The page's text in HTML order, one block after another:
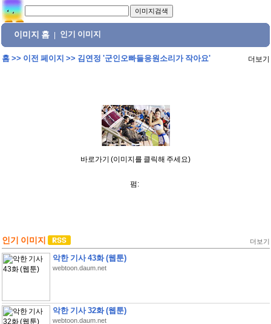
이미지 홈 인기 이미지
홈>> 이전 페이지 >> 김연정 '군인오빠들응원소리가 작아요' 더보기
바로가기 (이미지를 클릭해 주세요)
펌:
인기 이미지 더보기
악한 기사 43화 (웹툰)
webtoon.daum.net
악한 기사 32화 (웹툰)
webtoon.daum.net